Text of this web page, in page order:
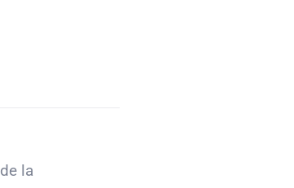
de la